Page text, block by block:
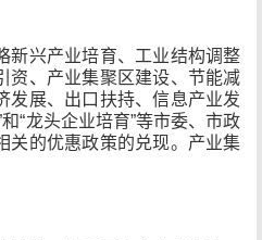
新兴产业培育、工业结构调整
资、产业集聚区建设、节能减
发展、出口扶持、信息产业发
“龙头企业培育”等市委、市政
关的优惠政策的兑现。产业集